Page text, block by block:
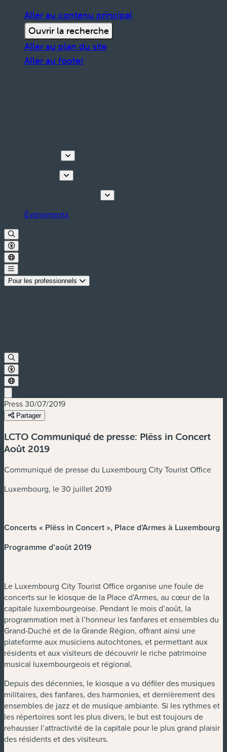
Aller au contenu principal
Ouvrir la recherche
Aller au plan du site
Aller au footer
Événements
Pour les professionnels
Press30/07/2019
Partager
LCTO Communiqué de presse: Plëss in Concert
Août 2019
Communiqué de presse du Luxembourg City Tourist Office
Luxembourg, le 30 juillet 2019
Concerts « Plëss in Concert », Place d’Armes à Luxembourg
Programme d’août 2019
Le Luxembourg City Tourist Office organise une foule de
concerts sur le kiosque de la Place d’Armes, au cœur de la
capitale luxembourgeoise. Pendant le mois d’août, la
programmation met à l’honneur les fanfares et ensembles du
Grand-Duché et de la Grande Région, offrant ainsi une
plateforme aux musiciens autochtones, et permettant aux
résidents et aux visiteurs de découvrir le riche patrimoine
musical luxembourgeois et régional.
Depuis des décennies, le kiosque a vu défiler des musiques
militaires, des fanfares, des harmonies, et dernièrement des
ensembles de jazz et de musique ambiante. Si les rythmes et
les répertoires sont les plus divers, le but est toujours de
rehausser l’attractivité de la capitale pour le plus grand plaisir
des résidents et des visiteurs.